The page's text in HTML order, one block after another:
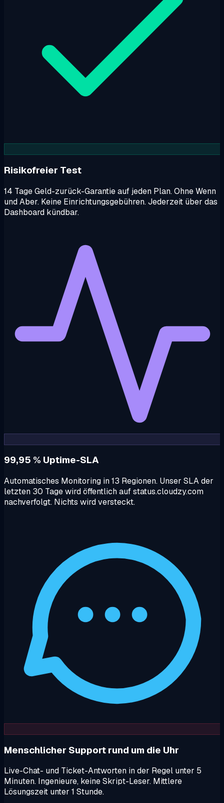
Risikofreier Test
14 Tage Geld-zurück-Garantie auf jeden Plan. Ohne Wenn
und Aber. Keine Einrichtungsgebühren. Jederzeit über das
Dashboard kündbar.
99,95 % Uptime-SLA
Automatisches Monitoring in 13 Regionen. Unser SLA der
letzten 30 Tage wird öffentlich auf status.cloudzy.com
nachverfolgt. Nichts wird versteckt.
Menschlicher Support rund um die Uhr
Live-Chat- und Ticket-Antworten in der Regel unter 5
Minuten. Ingenieure, keine Skript-Leser. Mittlere
Lösungszeit unter 1 Stunde.